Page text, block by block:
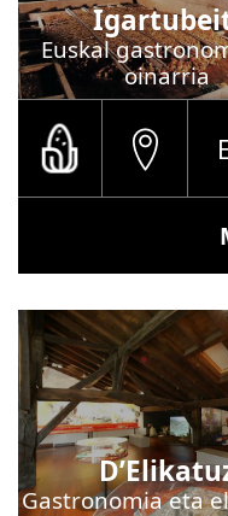
Euskal
oinarria
Gastronomia eta